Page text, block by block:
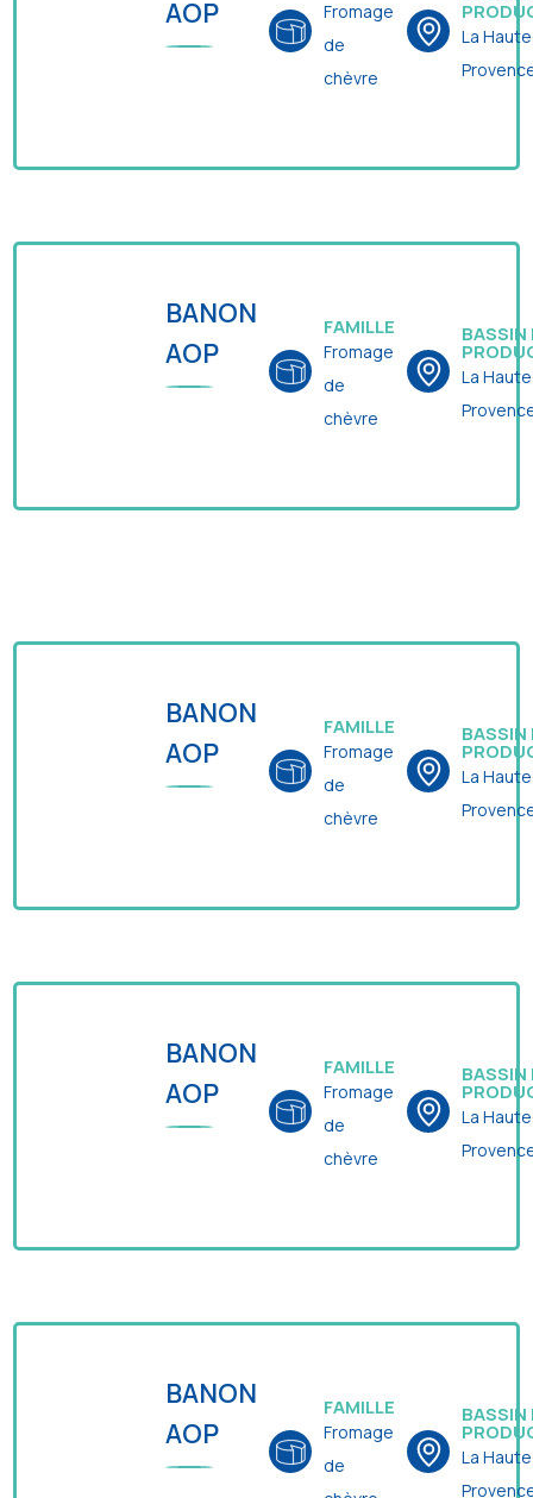
AOP
Fromage
de
chèvre
La
BANON
AOP
FAMILLE
Fromage
de
chèvre
BASSIN
La
BANON
AOP
FAMILLE
Fromage
de
chèvre
BASSIN
La
BANON
AOP
FAMILLE
Fromage
de
chèvre
BASSIN
La
BANON
AOP
FAMILLE
Fromage
de
BASSIN
La